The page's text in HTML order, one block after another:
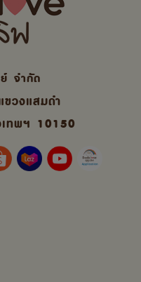
จํากัด
วงแสมดำ
เทพฯ 10150